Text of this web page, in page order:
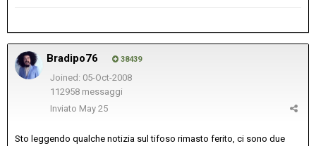
Bradipo76 38439
Joined: 05-Oct-2008
112958 messaggi
Inviato May 25
Sto leggendo qualche notizia sul tifoso rimasto ferito, ci sono due